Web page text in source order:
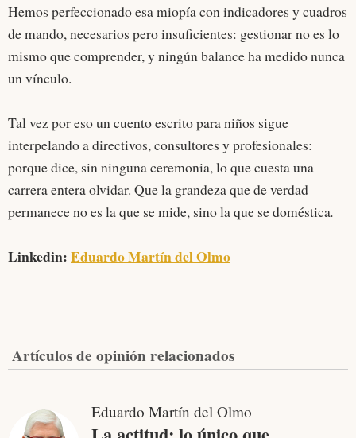
Hemos perfeccionado esa miopía con indicadores y cuadros
de mando, necesarios pero insuficientes: gestionar no es lo
mismo que comprender, y ningún balance ha medido nunca
un vínculo.
Tal vez por eso un cuento escrito para niños sigue
interpelando a directivos, consultores y profesionales:
porque dice, sin ninguna ceremonia, lo que cuesta una
carrera entera olvidar. Que la grandeza que de verdad
permanece no es la que se mide, sino la que se doméstica.
Linkedin:Eduardo Martín del Olmo
Artículos de opinión relacionados
Eduardo Martín del Olmo